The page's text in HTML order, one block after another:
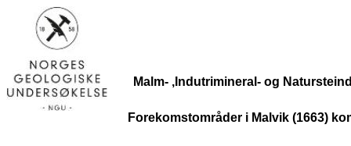
Malm- ,Indutrimineral- og
Forekomstområder i Malvik (1663)